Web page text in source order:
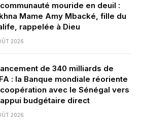
mouride en deuil :
Mame Amy Mbacké, fille du
rappelée à Dieu
2026
de 340 milliards de
: la Banque mondiale réoriente
avec le Sénégal vers
budgétaire direct
2026